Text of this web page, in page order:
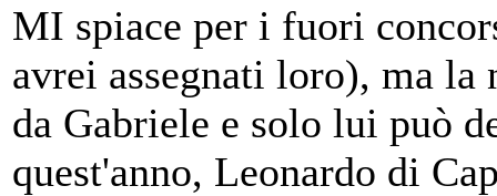
MI spiace per i fuori
avrei assegnati loro), ma la
da Gabriele e solo lui può
quest'anno, Leonardo di